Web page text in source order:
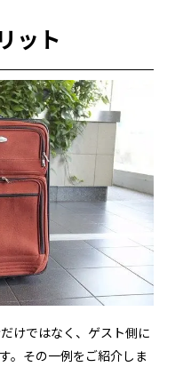
ット
けではなく、ゲスト側に
。その一例をご紹介しま